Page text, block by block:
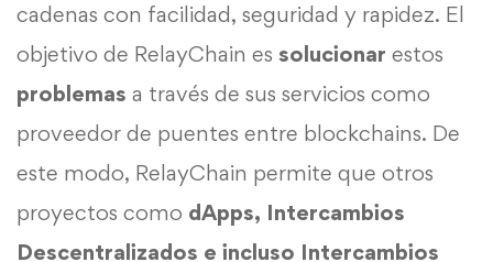
cadenas con facilidad, seguridad y rapidez. El
objetivo de RelayChain es solucionar estos
problemas a través de sus servicios como
proveedor de puentes entre blockchains. De
este modo, RelayChain permite que otros
proyectos como dApps, Intercambios
Descentralizados e incluso Intercambios